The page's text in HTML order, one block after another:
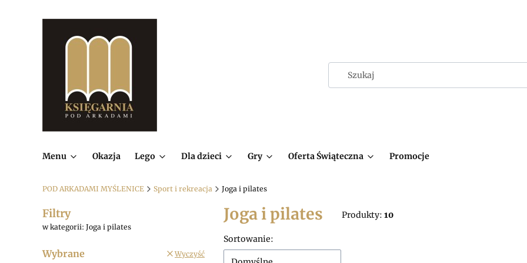
Menu Okazja Lego Dla dzieci Gry Oferta Świąteczna Promocje
POD ARKADAMI MYŚLENICE Sport i rekreacja Joga i pilates
Filtry
w kategorii: Joga i pilates
Wybrane Wyczyść
Joga i pilates Produkty: 10
Lista produktów
Sortowanie: